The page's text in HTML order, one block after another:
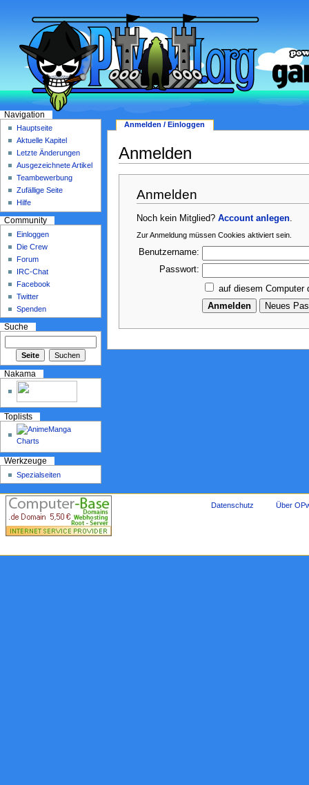
Anmelden
Anmelden
Noch kein Mitglied?Account anlegen
Zur Anmeldung müssen Cookies aktiviert sein.
Benutzername:
Passwort:
auf diesem Computer
Anmelden / Einloggen
Navigation
Hauptseite
Aktuelle Kapitel
Letzte Änderungen
Ausgezeichnete Artikel
Teambewerbung
Zufällige Seite
Hilfe
Community
Einloggen
Die Crew
Forum
IRC-Chat
Facebook
Twitter
Spenden
Suche
Nakama
Toplists
Werkzeuge
Spezialseiten
Datenschutz Über